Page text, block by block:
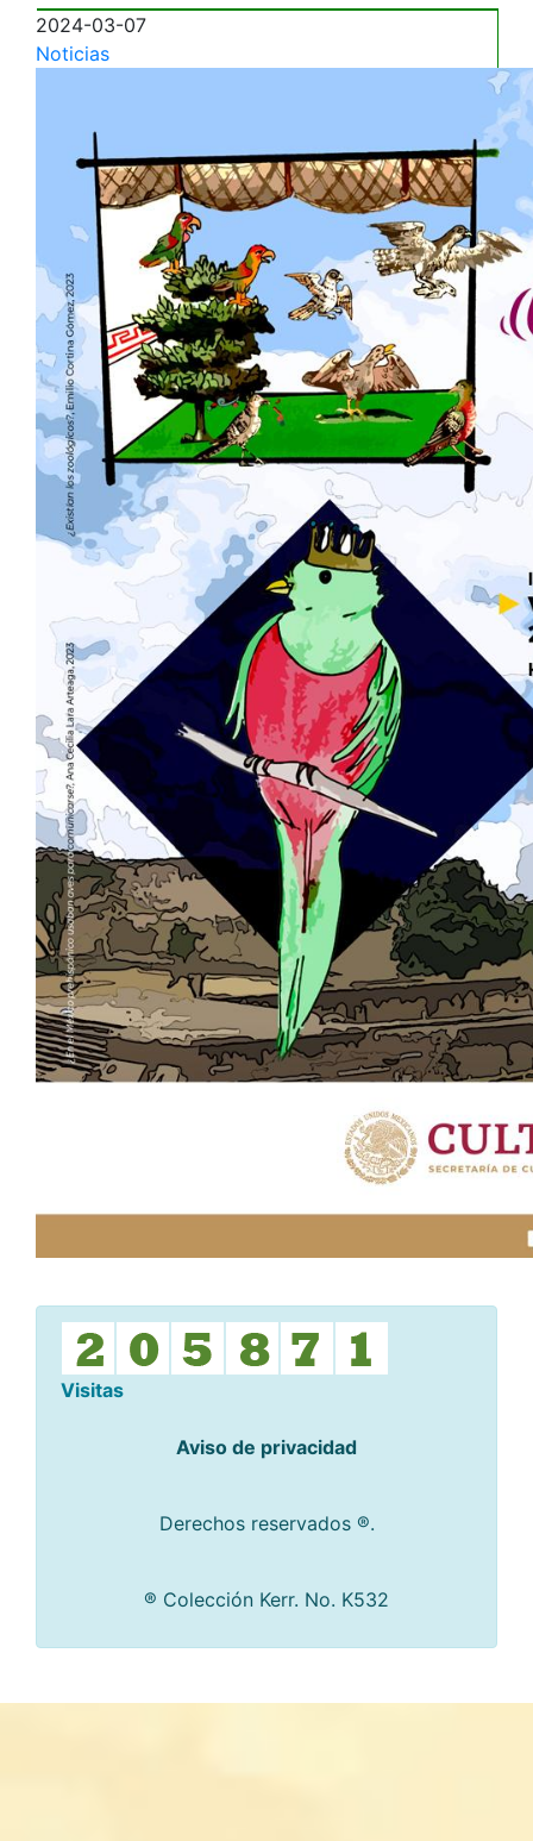
2024-03-07
Noticias
Visitas
Aviso de privacidad
Derechos reservados ®.
® Colección Kerr. No. K532